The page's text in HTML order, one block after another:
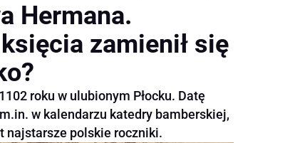
Hermana.
zamienił się
roku w ulubionym Płocku. Datę
w kalendarzu katedry bamberskiej,
najstarsze polskie roczniki.